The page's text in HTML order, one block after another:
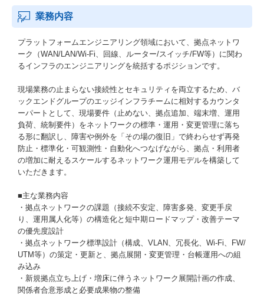
業務内容
プラットフォームエンジニアリング領域において、拠点ネットワ
ーク（WAN/LAN/Wi-Fi、回線、ルーター/スイッチ/FW等）に関わ
るインフラのエンジニアリングを統括するポジションです。
現場業務の止まらない接続性とセキュリティを両立するため、バ
ックエンドグループのエッジインフラチームに相対するカウンタ
ーパートとして、現場要件（止めない、拠点追加、端末増、運用
負荷、統制要件）をネットワークの標準・運用・変更管理に落ち
る形に翻訳し、障害や例外を「その場の復旧」で終わらせず再発
防止・標準化・可観測性・自動化へつなげながら、拠点・利用者
の増加に耐えるスケールするネットワーク運用モデルを構築して
いただきます。
■主な業務内容
・拠点ネットワークの課題（接続不安定、障害多発、変更手戻
り、運用属人化等）の構造化と短中期ロードマップ・改善テーマ
の優先度設計
・拠点ネットワーク標準設計（構成、VLAN、冗長化、Wi-Fi、FW/
UTM等）の策定・更新と、拠点展開・変更管理・台帳運用への組
み込み
・新規拠点立ち上げ・増床に伴うネットワーク展開計画の作成、
関係者合意形成と必要成果物の整備